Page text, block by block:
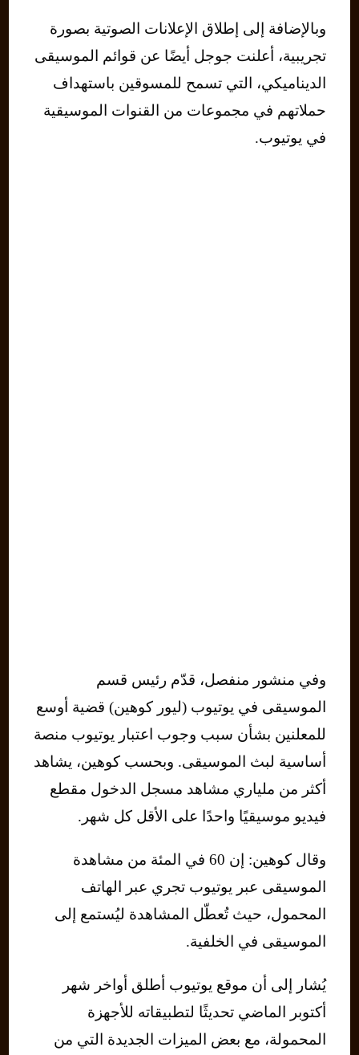
وبالإضافة إلى إطلاق الإعلانات الصوتية بصورة
تجريبية، أعلنت جوجل أيضًا عن قوائم الموسيقى
الديناميكي، التي تسمح للمسوقين باستهداف
حملاتهم في مجموعات من القنوات الموسيقية
في يوتيوب.
وفي منشور منفصل، قدّم رئيس قسم
الموسيقى في يوتيوب (ليور كوهين) قضية أوسع
للمعلنين بشأن سبب وجوب اعتبار يوتيوب منصة
أساسية لبث الموسيقى. وبحسب كوهين، يشاهد
أكثر من ملياري مشاهد مسجل الدخول مقطع
فيديو موسيقيًا واحدًا على الأقل كل شهر.
وقال كوهين: إن 60 في المئة من مشاهدة
الموسيقى عبر يوتيوب تجري عبر الهاتف
المحمول، حيث تُعطّل المشاهدة ليُستمع إلى
الموسيقى في الخلفية.
يُشار إلى أن موقع يوتيوب أطلق أواخر شهر
أكتوبر الماضي تحديثًا لتطبيقاته للأجهزة
المحمولة، مع بعض الميزات الجديدة التي من